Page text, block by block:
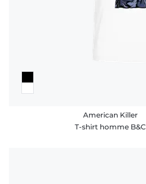
American Killer
T-shirt homme B&C